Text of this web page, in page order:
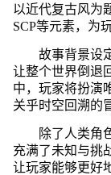
以近代复古风为
SCP等元素，为
故事背景设
让整个世界倒退
中，玩家将扮演
关乎时空回溯的
除了人类角
充满了未知与挑
让玩家能够更好